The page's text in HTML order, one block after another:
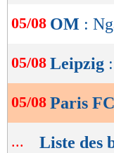
05/08 OM :
05/08 Leipzig
05/08 Paris FC
... Liste des